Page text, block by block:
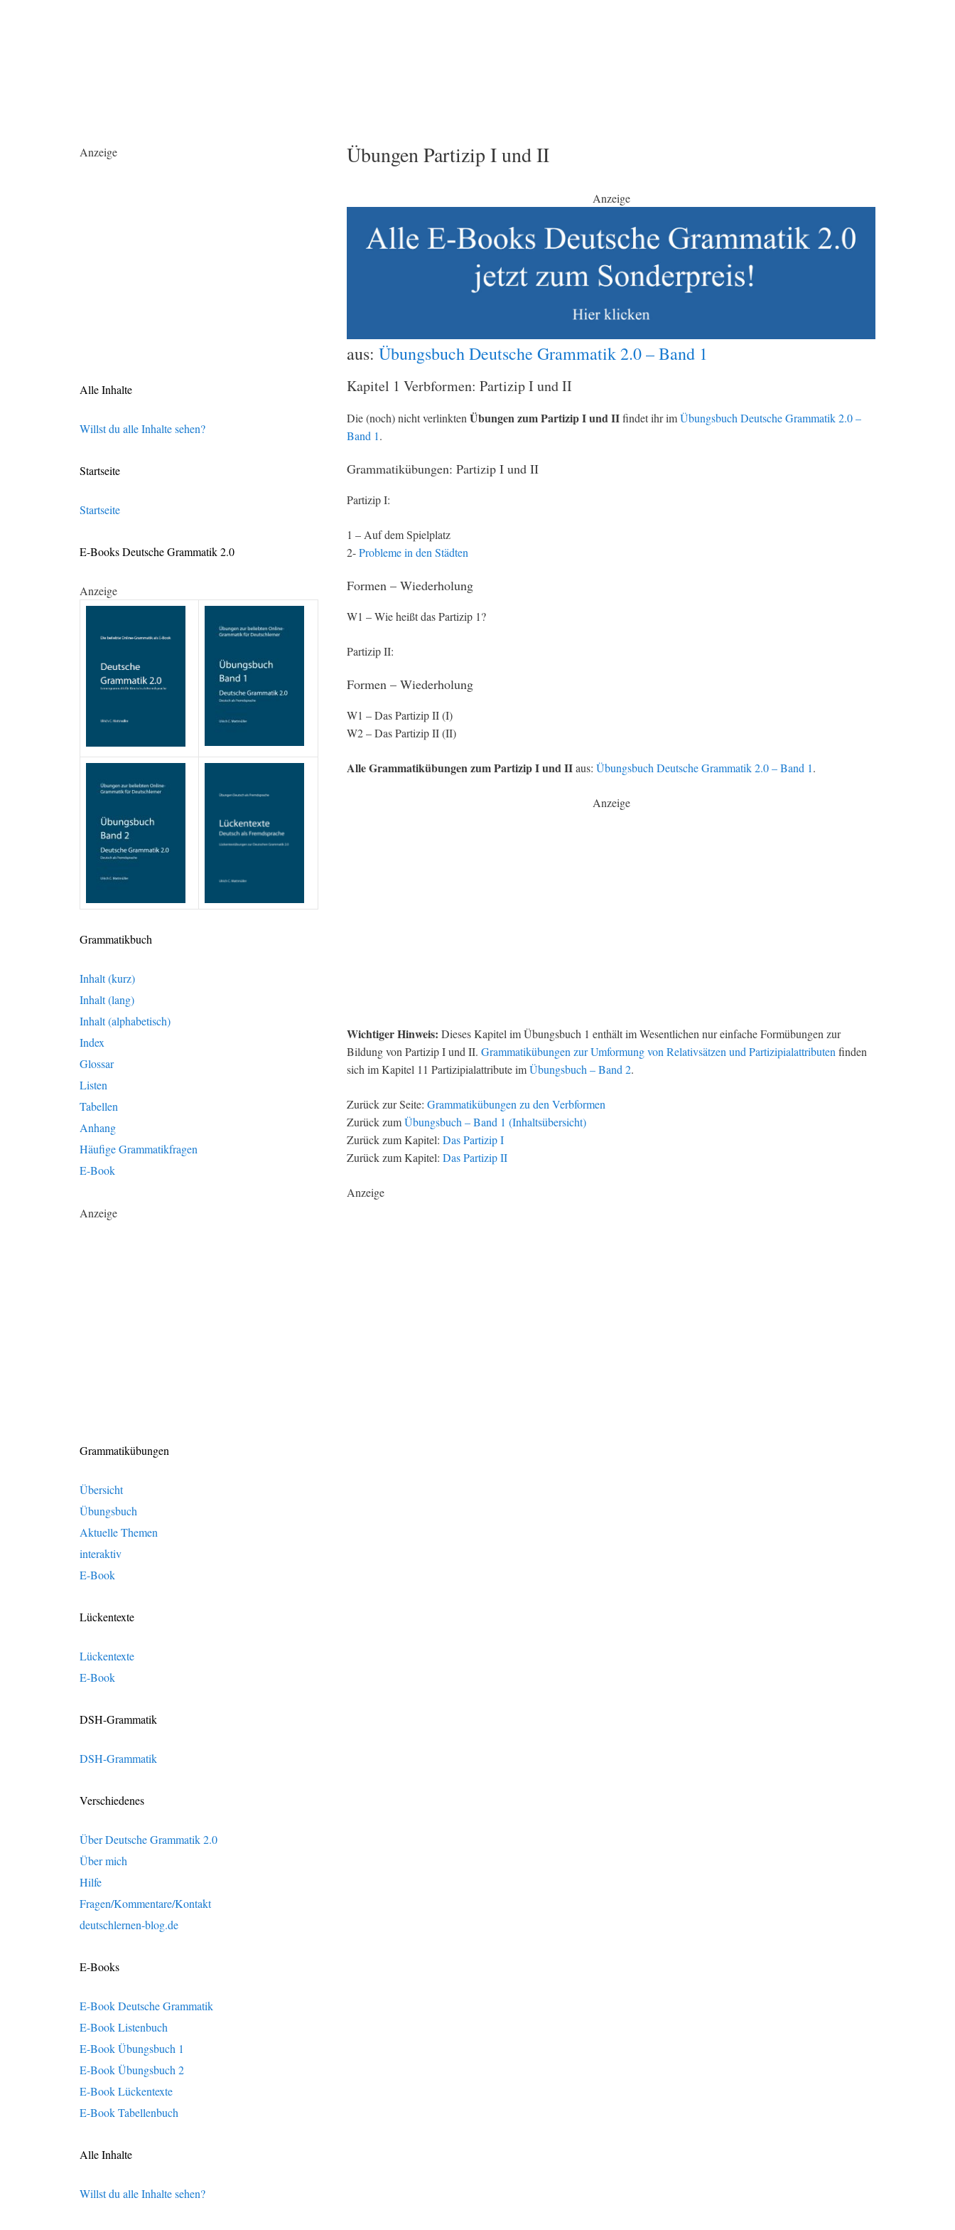
Übungen Partizip I und II
Anzeige
aus: Übungsbuch Deutsche Grammatik 2.0 – Band 1
Kapitel 1 Verbformen: Partizip I und II
Die (noch) nicht verlinktenÜbungen zum Partizip I und IIfindet ihr imÜbungsbuch Deutsche Grammatik 2.0 –
Band 1.
Grammatikübungen: Partizip I und II
Partizip I:
1 – Auf dem Spielplatz
2-Probleme in den Städten
Formen – Wiederholung
W1 – Wie heißt das Partizip 1?
Partizip II:
Formen – Wiederholung
W1 – Das Partizip II (I)
W2 – Das Partizip II (II)
Alle Grammatikübungen zum Partizip I und IIaus: Übungsbuch Deutsche Grammatik 2.0 – Band 1.
Anzeige
Wichtiger Hinweis: Dieses Kapitel im Übungsbuch 1 enthält im Wesentlichen nur einfache Formübungen zur
Bildung von Partizip I und II. Grammatikübungen zur Umformung von Relativsätzen und Partizipialattributenfinden
sich im Kapitel 11 Partizipialattribute imÜbungsbuch – Band 2.
Zurück zur Seite: Grammatikübungen zu den Verbformen
Zurück zumÜbungsbuch – Band 1 (Inhaltsübersicht)
Zurück zum Kapitel: Das Partizip I
Zurück zum Kapitel: Das Partizip II
Anzeige
Anzeige
Alle Inhalte
Willst du alle Inhalte sehen?
Startseite
Startseite
E-Books Deutsche Grammatik 2.0
Anzeige
Grammatikbuch
Inhalt (kurz)
Inhalt (lang)
Inhalt (alphabetisch)
Index
Glossar
Listen
Tabellen
Anhang
Häufige Grammatikfragen
E-Book
Anzeige
Grammatikübungen
Übersicht
Übungsbuch
Aktuelle Themen
interaktiv
E-Book
Lückentexte
Lückentexte
E-Book
DSH-Grammatik
DSH-Grammatik
Verschiedenes
Über Deutsche Grammatik 2.0
Über mich
Hilfe
Fragen/Kommentare/Kontakt
deutschlernen-blog.de
E-Books
E-Book Deutsche Grammatik
E-Book Listenbuch
E-Book Übungsbuch 1
E-Book Übungsbuch 2
E-Book Lückentexte
E-Book Tabellenbuch
Alle Inhalte
Willst du alle Inhalte sehen?